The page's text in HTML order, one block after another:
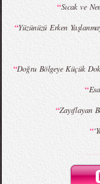
“Sıcak ve
“Yüzünüzü Erken
“Doğru Bölgeye Küçük
“
“Zayıflayan
“